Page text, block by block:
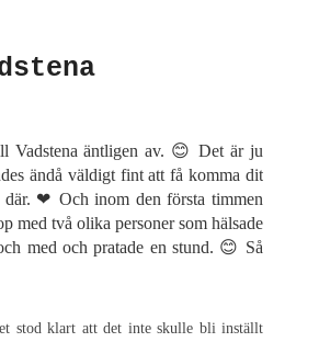
Vadstena äntligen av. 😊 Det är ju
ändå väldigt fint att få komma dit
där. ❤ Och inom den första timmen
med två olika personer som hälsade
med och pratade en stund. 😊 Så
stod klart att det inte skulle bli inställt